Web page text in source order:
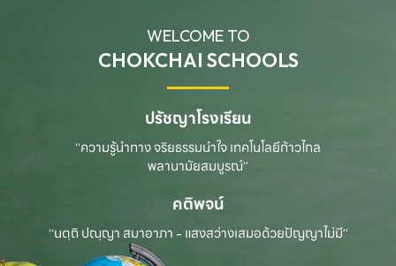
WELCOME TO
CHOKCHAI SCHOOLS
ปรัชญาโรงเรียน
“ความรู้นำทาง จริยธรรมนำใจ เทคโนโลยีก้าวไกล
พลานามัยสมบูรณ์”
คติพจน์
“นตฺถิ ปณฺญา สมาอาภา - แสงสว่างเสมอด้วยปัญญาไม่มี”